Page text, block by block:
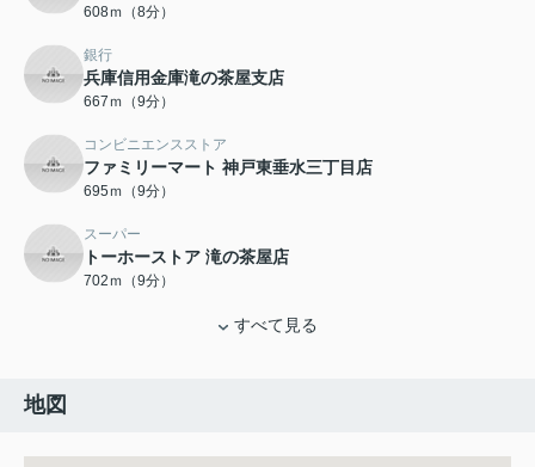
608ｍ（8分）
銀行
兵庫信用金庫滝の茶屋支店
667ｍ（9分）
コンビニエンスストア
ファミリーマート 神戸東垂水三丁目店
695ｍ（9分）
スーパー
トーホーストア 滝の茶屋店
702ｍ（9分）
すべて見る
地図